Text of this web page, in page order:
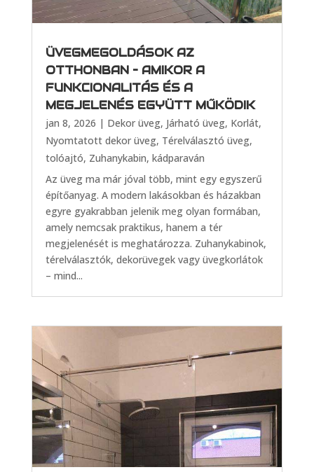
ÜVEGMEGOLDÁSOK AZ
OTTHONBAN – AMIKOR A
FUNKCIONALITÁS ÉS A
MEGJELENÉS EGYÜTT MŰKÖDIK
jan 8, 2026 | Dekor üveg, Járható üveg, Korlát,
Nyomtatott dekor üveg, Térelválasztó üveg,
tolóajtó, Zuhanykabin, kádparaván
Az üveg ma már jóval több, mint egy egyszerű
építőanyag. A modern lakásokban és házakban
egyre gyakrabban jelenik meg olyan formában,
amely nemcsak praktikus, hanem a tér
megjelenését is meghatározza. Zuhanykabinok,
térelválasztók, dekorüvegek vagy üvegkorlátok
– mind...